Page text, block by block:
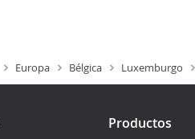
Europa Bélgica Luxemburgo
Productos